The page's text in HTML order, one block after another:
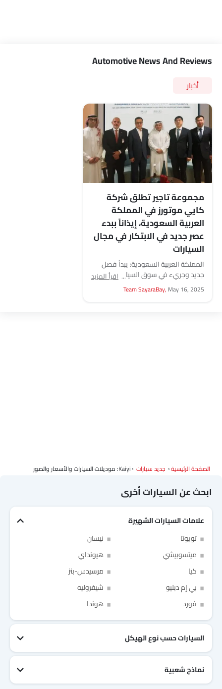
Automotive News And Reviews
أخبار
مجموعة تاجير تطلق شركة
كايي موتورز في المملكة
العربية السعودية، إيذاناً ببدء
عصر جديد في الابتكار في مجال
السيارات
المملكة العربية السعودية: يبدأ فصل
جديد وجريء في سوق السيارات في
المملكة العربية السعودية حيث تقدم
مجموعة تاجير شركة Kaiyi...
اقرأ المزيد
Team SayaraBay, May 16, 2025
الصفحة الرئيسية جديد سيارات Kaiyi: موديلات السيارات والأسعار والصور
ابحث عن السيارات أخرى
علامات السيارات الشهيرة
تويوتا
نيسان
ميتسوبيشي
هيونداي
كيا
مرسيدس-بنز
بي إم دبليو
شيفروليه
فورد
هوندا
السيارات حسب نوع الهيكل
نماذج شعبية
I have read and agree to theشروط الاستخدامand سياسة
Link Your Google Account
Link Your Facebook Account